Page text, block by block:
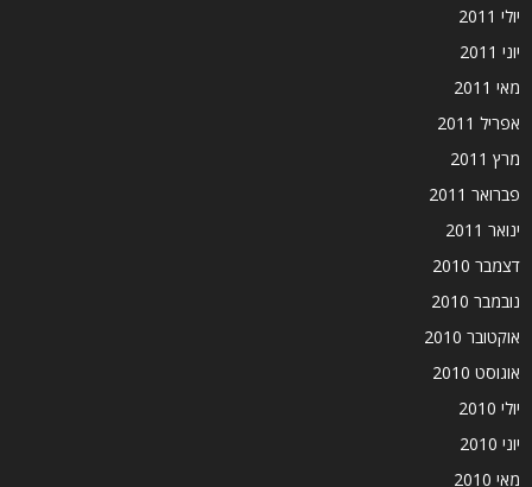
יולי 2011
יוני 2011
מאי 2011
אפריל 2011
מרץ 2011
פברואר 2011
ינואר 2011
דצמבר 2010
נובמבר 2010
אוקטובר 2010
אוגוסט 2010
יולי 2010
יוני 2010
מאי 2010